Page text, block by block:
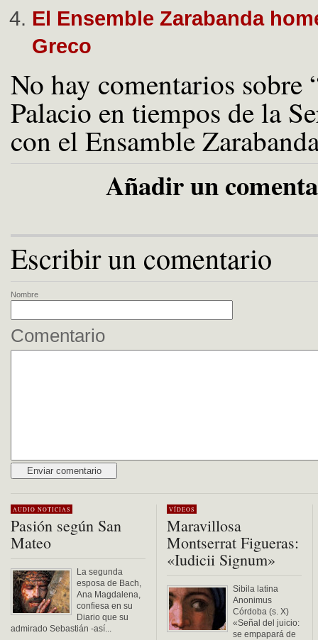
El Ensemble Zarabanda
Greco
No hay comentarios sobre
Palacio en tiempos de la
con el Ensamble
Añadir un
Escribir un comentario
Nombre
Comentario
AUDIO NOTICIAS
Pasión según San
Mateo
La segunda
esposa de Bach,
Ana Magdalena,
confiesa en su
Diario que su
admirado Sebastián -así...
VÍDEOS
Maravillosa
Montserrat Figueras:
«Iudicii Signum»
Sibila latina
Anonimus
Córdoba (s. X)
«Señal del juicio:
se empapará de